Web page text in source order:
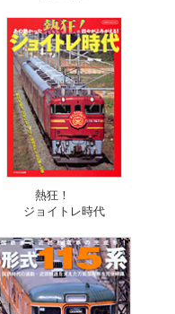
熱狂！
ジョイトレ時代